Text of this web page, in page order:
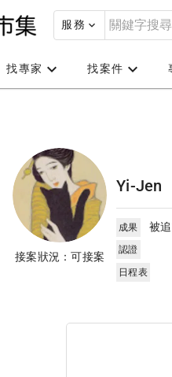
服務
找專家 找案件
接案狀況：可接案
Yi-Jen
成果 被
認證
日程表